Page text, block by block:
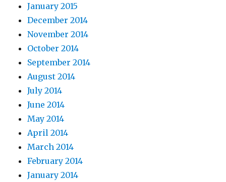
January 2015
December 2014
November 2014
October 2014
September 2014
August 2014
July 2014
June 2014
May 2014
April 2014
March 2014
February 2014
January 2014